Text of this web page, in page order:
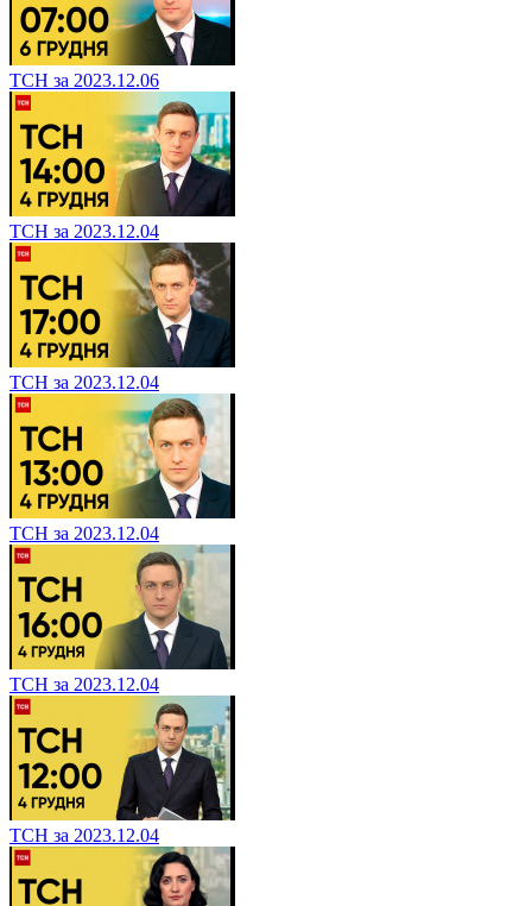
ТСН за 2023.12.06
ТСН за 2023.12.04
ТСН за 2023.12.04
ТСН за 2023.12.04
ТСН за 2023.12.04
ТСН за 2023.12.04